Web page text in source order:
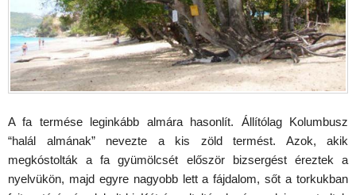
A fa termése leginkább almára hasonlít. Állítólag Kolumbusz
“halál almának” nevezte a kis zöld termést. Azok, akik
megkóstolták a fa gyümölcsét először bizsergést éreztek a
nyelvükön, majd egyre nagyobb lett a fájdalom, sőt a torkukban